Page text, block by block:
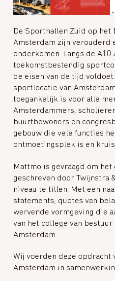
De Sporthallen Zuid op het
Amsterdam zijn verouderd
onderkomen. Langs de
toekomstbestendig
de eisen van de tijd
sportlocatie van
toegankelijk is voor alle
Amsterdammers,
buurtbewoners en
gebouw die vele functies
ontmoetingsplek is en
Mattmo is gevraagd om
geschreven door Twijnstra
niveau te tillen. Met een
statements, quotes van
wervende vormgeving die
van het college van bestuur
Amsterdam.
Wij voerden deze opdracht
Amsterdam in